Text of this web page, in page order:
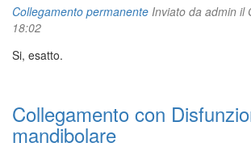
Collegamento permanente Inviato da admin il
18:02
Si, esatto.
Collegamento con
mandibolare